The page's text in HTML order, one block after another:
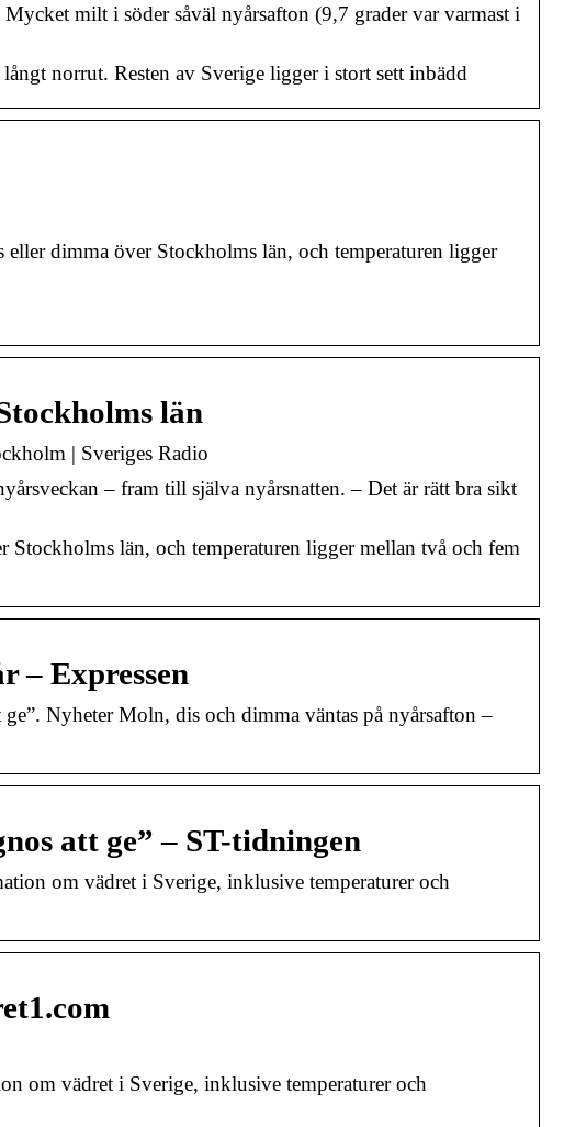
milt i söder såväl nyårsafton (9,7 grader var varmast i
norrut. Resten av Sverige ligger i stort sett inbädd
dimma över Stockholms län, och temperaturen ligger
län
| Sveriges Radio
– fram till själva nyårsnatten. – Det är rätt bra sikt
län, och temperaturen ligger mellan två och fem
– Expressen
Nyheter Moln, dis och dimma väntas på nyårsafton –
att ge” – ST-tidningen
om vädret i Sverige, inklusive temperaturer och
om vädret i Sverige, inklusive temperaturer och